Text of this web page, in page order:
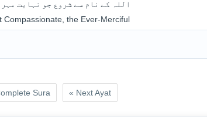
اللہ کے نام سے شروع جو نہایت
Compassionate, the Ever-Merciful
Sura « Next Ayat